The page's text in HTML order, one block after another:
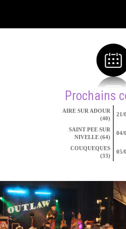
Prochains
AIRE SUR ADOUR
(40)
21/
SAINT PEE SUR
NIVELLE (64)
04/
COUQUEQUES
(33)
05/